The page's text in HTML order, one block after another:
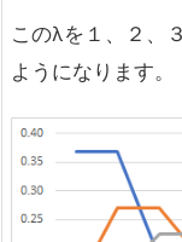
このλを１、２、
ようになります。